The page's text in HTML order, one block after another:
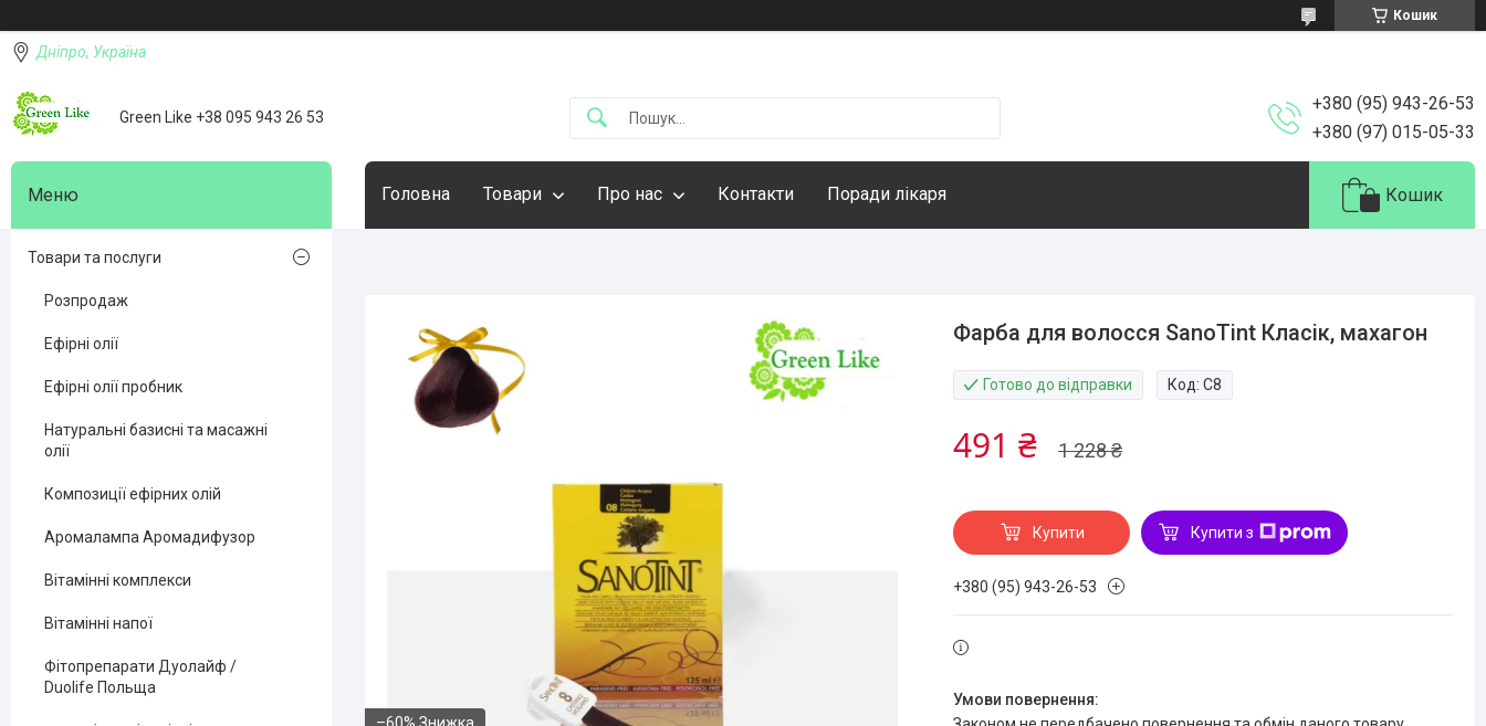
Кошик
Дніпро, Україна
Green Like +38 095 943 26 53
+380 (95) 943-26-53
+380 (97) 015-05-33
Головна Товари Про нас Контакти Поради лікаря Кошик
Фарба для волосся SanoTint Класік, махагон
Готово до відправки Код:С8
1 228 ₴
491 ₴
Купити Купити з
+380 (95) 943-26-53
Товари та послуги
Розпродаж
Ефірні олії
Ефірні олії пробник
Натуральні базисні та масажні
олії
Композиції ефірних олій
Аромалампа Аромадифузор
Вітамінні комплекси
Вітамінні напої
Фітопрепарати Дуолайф /
Duolife Польща